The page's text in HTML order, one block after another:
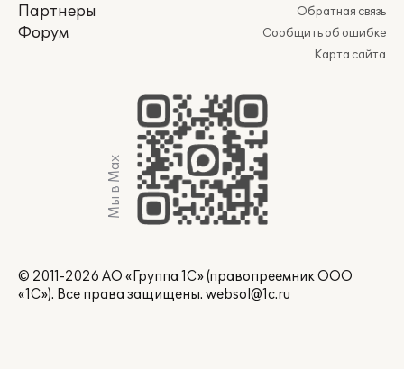
Партнеры
Форум
Обратная связь
Сообщить об ошибке
Карта сайта
Мы в Max
© 2011-2026 АО «Группа 1С» (правопреемник ООО
«1С»). Все права защищены. websol@1c.ru